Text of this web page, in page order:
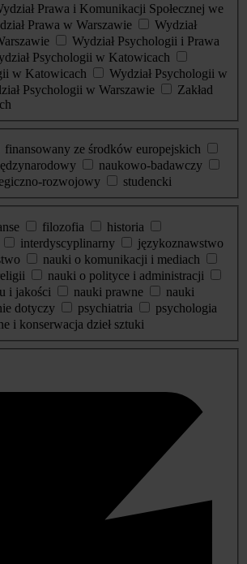
Prawa i Komunikacji Społecznej we
Prawa w Warszawie
Wydział
Wydział Psychologii i Prawa
Psychologii w Katowicach
w Katowicach
Wydział Psychologii w
Psychologii w Warszawie
Zakład
finansowany ze środków europejskich
naukowo-badawczy
rozwojowy
studencki
filozofia
historia
interdyscyplinarny
językoznawstwo
nauki o komunikacji i mediach
nauki o polityce i administracji
i jakości
nauki prawne
nauki
dotyczy psychiatria
psychologia
i konserwacja dzieł sztuki